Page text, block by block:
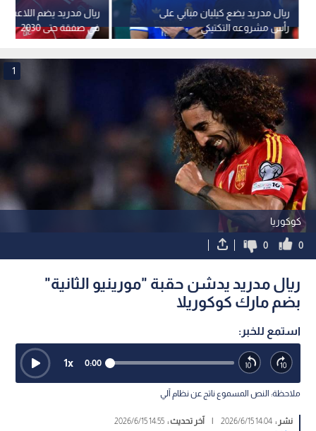
ريال مدريد يضم اللاعب
في صفقة حتى 2030
ريال مدريد يضع كيليان مبابي على
رأس مشروعه التكتيكي
كوكوريا
1
0
0
ريال مدريد يدشن حقبة "مورينيو الثانية"
بضم مارك كوكوريلا
استمع للخبر:
0:00
1x
ملاحظة: النص المسموع ناتج عن نظام آلي
نشر :14:04 2026/6/15
| آخر تحديث :14:55 2026/6/15